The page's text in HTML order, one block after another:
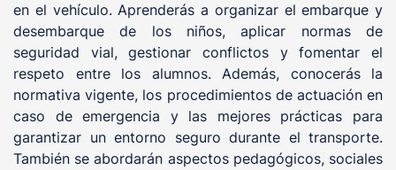
en el vehículo. Aprenderás a organizar el embarque y
desembarque de los niños, aplicar normas de
seguridad vial, gestionar conflictos y fomentar el
respeto entre los alumnos. Además, conocerás la
normativa vigente, los procedimientos de actuación en
caso de emergencia y las mejores prácticas para
garantizar un entorno seguro durante el transporte.
También se abordarán aspectos pedagógicos, sociales